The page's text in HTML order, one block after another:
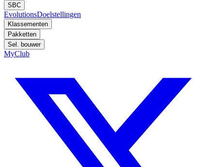
SBC
EvolutionsDoelstellingen
Klassementen
Pakketten
Sel. bouwer
MyClub